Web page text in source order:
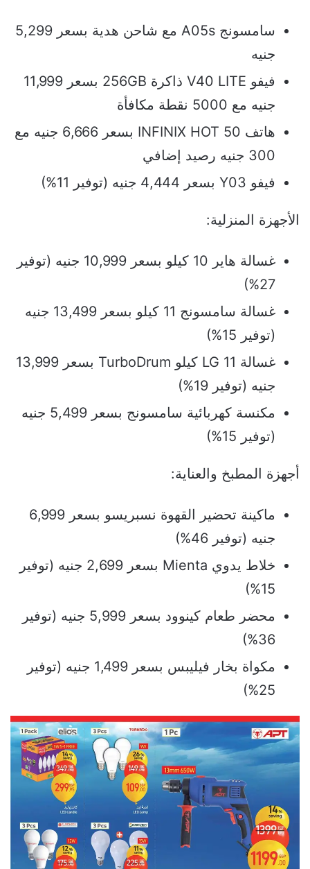
سامسونج A05s مع شاحن هدية بسعر 5,299
جنيه
فيفو V40 LITE ذاكرة 256GB بسعر 11,999
جنيه مع 5000 نقطة مكافأة
هاتف INFINIX HOT 50 بسعر 6,666 جنيه مع
300 جنيه رصيد إضافي
فيفو Y03 بسعر 4,444 جنيه (توفير 11%)
الأجهزة المنزلية:
غسالة هاير 10 كيلو بسعر 10,999 جنيه (توفير
27%)
غسالة سامسونج 11 كيلو بسعر 13,499 جنيه
(توفير 15%)
غسالة LG 11 كيلو TurboDrum بسعر 13,999
جنيه (توفير 19%)
مكنسة كهربائية سامسونج بسعر 5,499 جنيه
(توفير 15%)
أجهزة المطبخ والعناية:
ماكينة تحضير القهوة نسبريسو بسعر 6,999
جنيه (توفير 46%)
خلاط يدوي Mienta بسعر 2,699 جنيه (توفير
15%)
محضر طعام كينوود بسعر 5,999 جنيه (توفير
36%)
مكواة بخار فيليبس بسعر 1,499 جنيه (توفير
25%)